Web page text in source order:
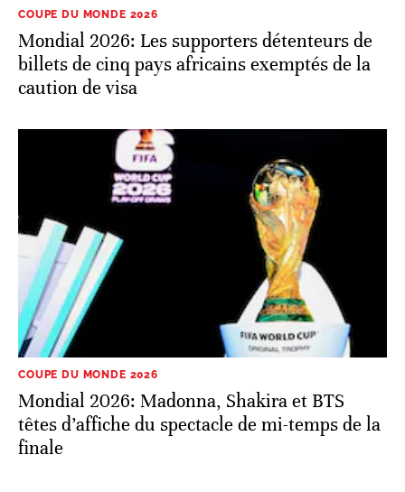
COUPE DU MONDE 2026
Mondial 2026: Les supporters détenteurs de
billets de cinq pays africains exemptés de la
caution de visa
COUPE DU MONDE 2026
Mondial 2026: Madonna, Shakira et BTS
têtes d’affiche du spectacle de mi-temps de la
finale